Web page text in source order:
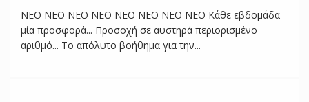
NEO NEO NEO NEO NEO NEO NEO NEO Κάθε εβδομάδα
μία προσφορά... Προσοχή σε αυστηρά περιορισμένο
αριθμό... Το απόλυτο βοήθημα για την...